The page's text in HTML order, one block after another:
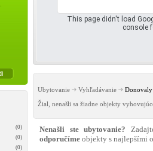
(0)
(0)
(0)
This page didn't load
console
Ubytovanie Vyhľadávanie
Žial, nenašli sa žiadne objekty
Nenašli ste ubytovanie?
odporučíme objekty s najlepšími